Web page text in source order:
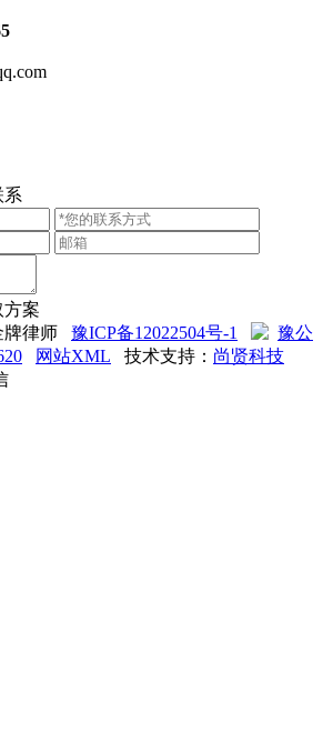
系
案
牌律师 豫ICP备12022504号-1
豫公
网站XML 技术支持： 尚贤科技